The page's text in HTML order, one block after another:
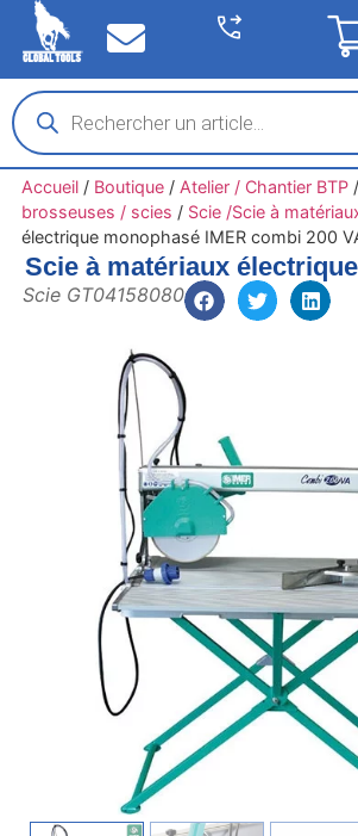
Accueil/ Boutique/ Atelier / Chantier BTP/
brosseuses / scies / Scie /Scie à
électrique monophasé IMER combi 200
Scie à matériaux
Scie GT04158080